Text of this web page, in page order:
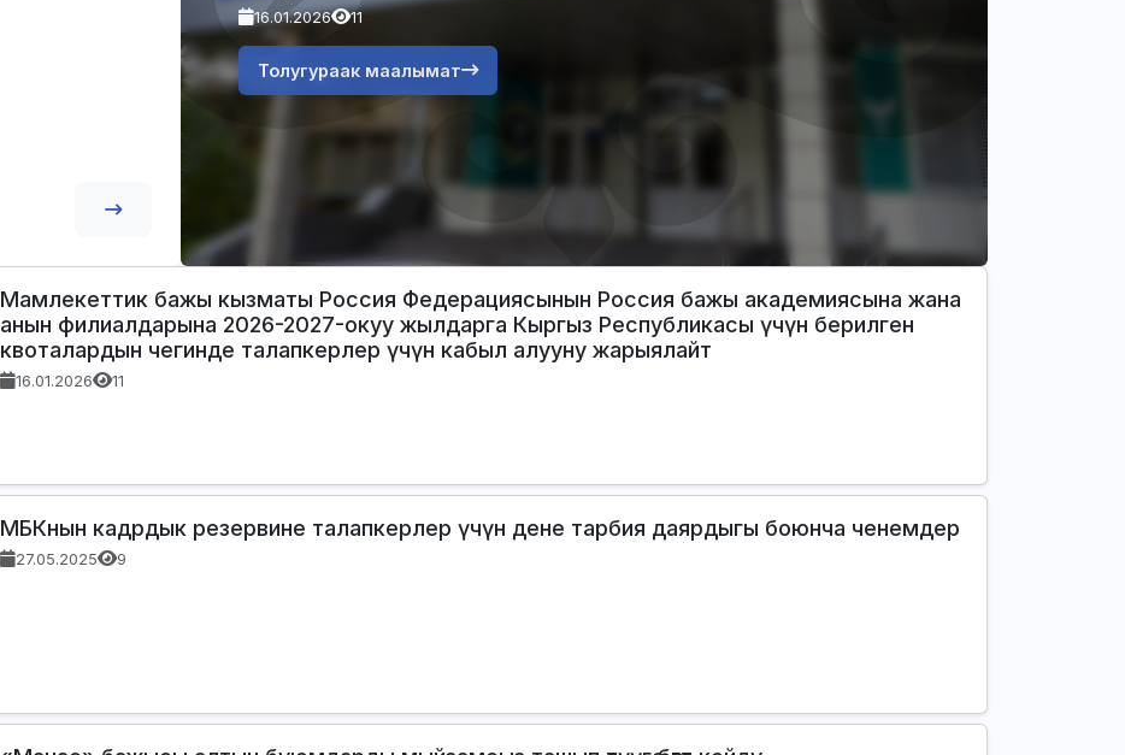
16.01.2026 11
Толугураак маалымат
Мамлекеттик бажы кызматы Россия Федерациясынын Россия бажы академиясына жана
анын филиалдарына 2026-2027-окуу жылдарга Кыргыз Республикасы үчүн берилген
квоталардын чегинде талапкерлер үчүн кабыл алууну жарыялайт
16.01.2026 11
МБКнын кадрдык резервине талапкерлер үчүн дене тарбия даярдыгы боюнча ченемдер
27.05.2025 9